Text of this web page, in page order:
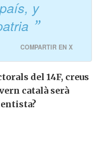
y
COMPARTIR EN X
del 14F, creus
català serà